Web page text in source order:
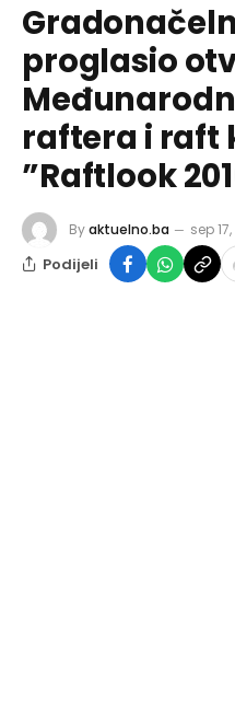
proglasio
raftera i raft
”Raftlook
Byaktuelno.ba sep
Podijeli